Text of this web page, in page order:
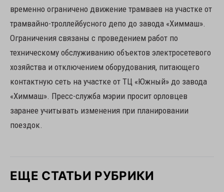
временно ограничено движение трамваев на участке от
трамвайно-троллейбусного депо до завода «Химмаш».
Ограничения связаны с проведением работ по
техническому обслуживанию объектов электросетевого
хозяйства и отключением оборудования, питающего
контактную сеть на участке от ТЦ «Южный» до завода
«Химмаш». Пресс-служба мэрии просит орловцев
заранее учитывать изменения при планировании
поездок.
ЕЩЕ СТАТЬИ РУБРИКИ